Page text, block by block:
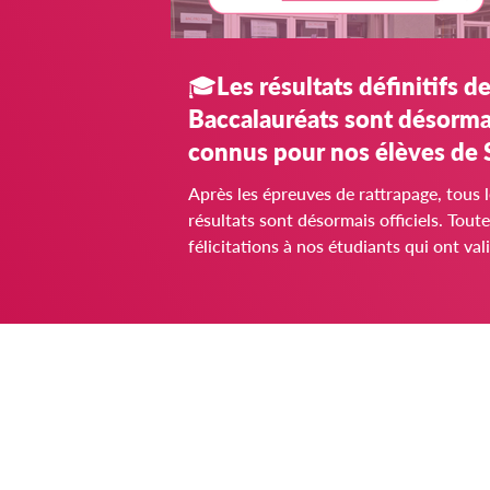
🎓Les résultats définitifs
Baccalauréats sont
connus pour nos élèves de
Martin !
Après les épreuves de rattrapage, tous
résultats sont désormais officiels.
félicitations à nos étudiants qui ont
reçus Pour le BAC Technologique STL :